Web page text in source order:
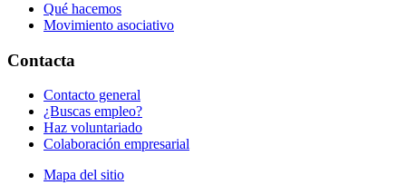
Qué hacemos
Movimiento asociativo
Contacta
Contacto general
¿Buscas empleo?
Haz voluntariado
Colaboración empresarial
Mapa del sitio